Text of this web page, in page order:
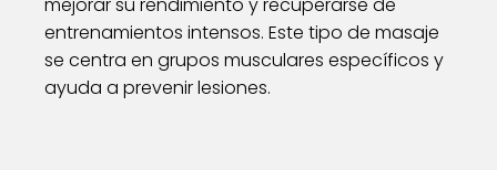
mejorar su rendimiento y recuperarse de
entrenamientos intensos. Este tipo de masaje
se centra en grupos musculares específicos y
ayuda a prevenir lesiones.